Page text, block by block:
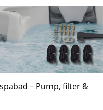
– Pump, filter &